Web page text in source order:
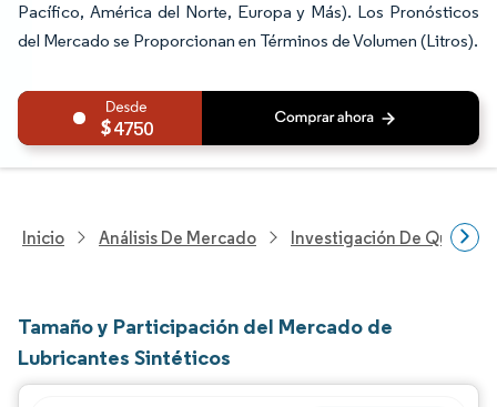
Pacífico, América del Norte, Europa y Más). Los Pronósticos
del Mercado se Proporcionan en Términos de Volumen (Litros).
4750
Inicio Análisis De Mercado Investigación De
Tamaño y Participación del Mercado de
Lubricantes Sintéticos